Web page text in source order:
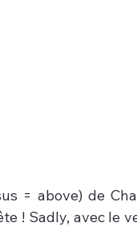
= above) de
! Sadly, avec le